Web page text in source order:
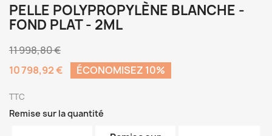
PELLE POLYPROPYLÈNE BLANCHE -
FOND PLAT - 2ML
11 998,80 €
10 798,92 €
ÉCONOMISEZ 10%
TTC
Remise sur la quantité